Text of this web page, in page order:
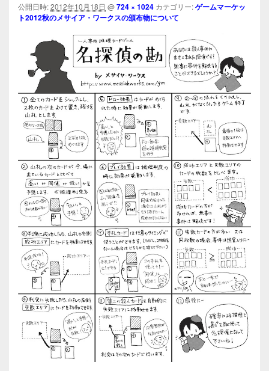
ビ
ョ
ン
公開日時:2012年10月18日 @724 × 1024 カテゴリー:ゲームマーケッ
ト2012秋のメサイア・ワークスの頒布物について